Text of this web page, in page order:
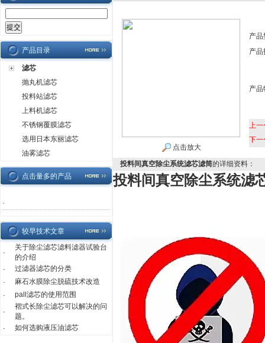
产品目录
滤芯
抛丸机滤芯
投料站滤芯
上料机滤芯
不锈钢覆膜滤芯
选用日本东丽滤芯
油雾滤芯
点击量多的产品
·
较早技术文章
·
关于除尘滤芯滤料滤器试验台
的介绍
·
过滤器滤芯的分类
·
麻石水膜除尘脱硫技术改造
·
pall滤芯的使用范围
·
褶式长除尘滤芯可以解决的问
题。
·
如何选购液压油滤芯
点击放大
产品
产品
产品
上一
下一
投料间真空除尘系统滤芯滤筒的详细资料：
投料间真空除尘系统滤